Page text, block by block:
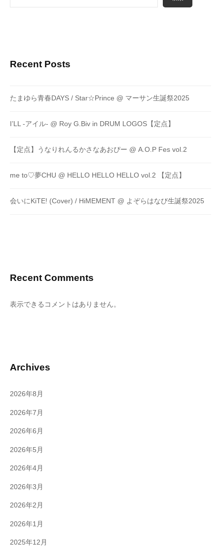
Recent Posts
たまゆら青春DAYS / Star☆Prince @ マーサン生誕祭2025
I’LL -アイル- @ Roy G.Biv in DRUM LOGOS【定点】
【定点】うなりれんるかさなあおぴー @ A.O.P Fes vol.2
me to♡夢CHU @ HELLO HELLO HELLO vol.2 【定点】
会いにKiTE! (Cover) / HiMEMENT @ よぞらはなび生誕祭2025
Recent Comments
表示できるコメントはありません。
Archives
2026年8月
2026年7月
2026年6月
2026年5月
2026年4月
2026年3月
2026年2月
2026年1月
2025年12月